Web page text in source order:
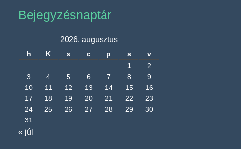
Bejegyzésnaptár
2026. augusztus
h K s c p s
v
1
2
3
4 5 6 7 8
9
10
11 12 13 14 15
16
17
18 19 20 21 22
23
24
25 26 27 28 29
30
31
« júl